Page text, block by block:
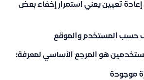
إعادة تعيين يعني استمرار إخفاء بعض
حسب المستخدم والموقع
هو المرجع الأساسي لمعرفة:
موجودة